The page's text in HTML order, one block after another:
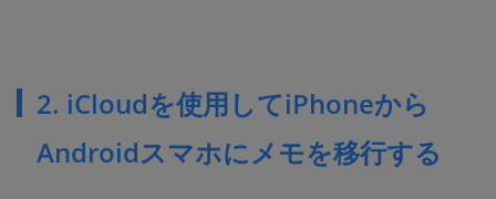
2. iCloudを使用してiPhoneから
Androidスマホにメモを移行する